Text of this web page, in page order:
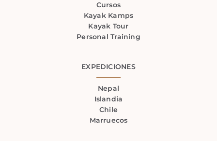
Cursos
Kayak Kamps
Kayak Tour
Personal Training
EXPEDICIONES
Nepal
Islandia
Chile
Marruecos